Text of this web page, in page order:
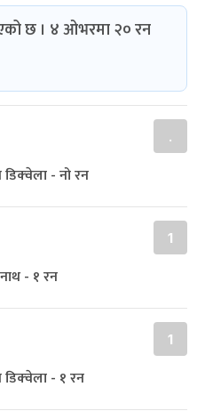
छ । ४ ओभरमा २० रन
.
- नो रन
1
- १ रन
1
डिक्‍वेला - १ रन